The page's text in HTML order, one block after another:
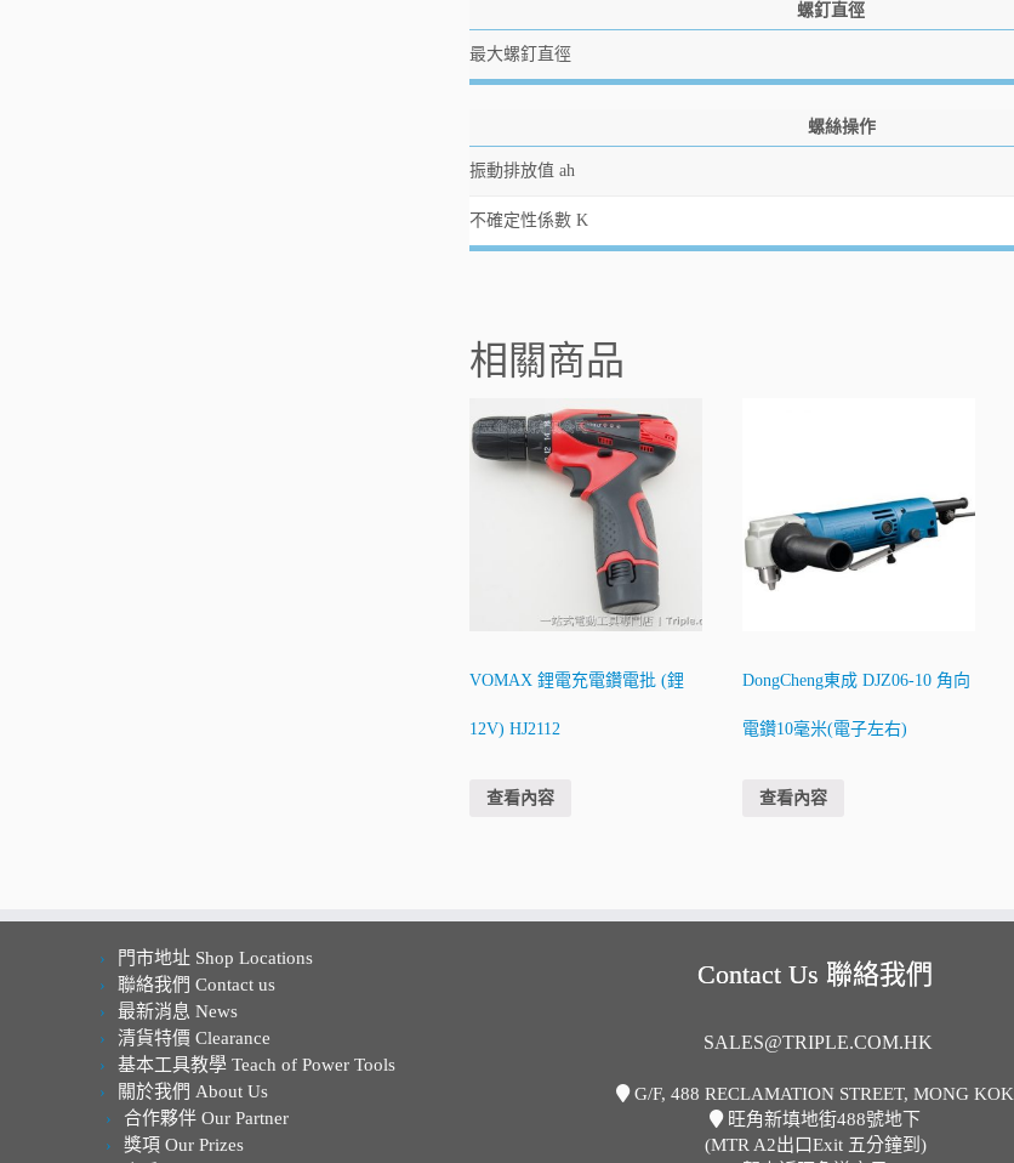
螺釘直徑
最大螺釘直徑
螺絲操作
振動排放值 ah
不確定性係數 K
相關商品
VOMAX 鋰電充電鑽電批 (鋰
12V) HJ2112
查看內容
DongCheng東成 DJZ06-10 角向
電鑽10毫米(電子左右)
查看內容
門市地址 Shop Locations
聯絡我們 Contact us
最新消息 News
清貨特價 Clearance
基本工具教學 Teach of Power Tools
關於我們 About Us
合作夥伴 Our Partner
獎項 Our Prizes
Contact Us 聯絡我們
SALES@TRIPLE.COM.HK
G/F, 488 RECLAMATION STREET, MONG KOK
旺角新填地街488號地下
(MTR A2出口Exit 五分鐘到)